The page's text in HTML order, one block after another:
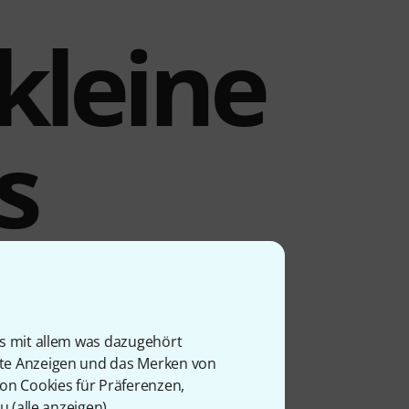
mit allem was dazugehört
Anzeigen und das Merken von
Cookies für Präferenzen,
Dieser
ihn so gut wie
Schlösser das
mit Schaumstoffteilen,